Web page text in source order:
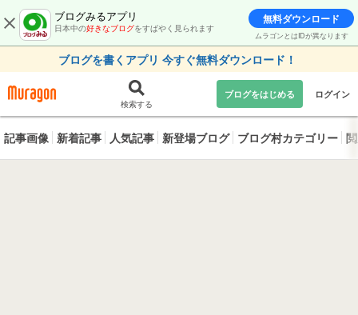
ブログみるアプリ
日本中の好きなブログをすばやく見られます
無料ダウンロード
ムラゴンとはIDが異なります
ブログを書くアプリ 今すぐ無料ダウンロード！
検索する
ブログをはじめる ログイン
記事画像 新着記事 人気記事 新登場ブログ ブログ村カテゴリー